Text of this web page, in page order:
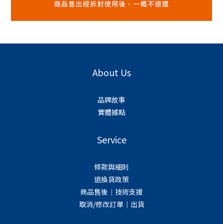
About Us
品牌故事
實體據點
Service
條款與細則
退換貨政策
商品售後｜技術支援
取消/修改訂單｜出貨